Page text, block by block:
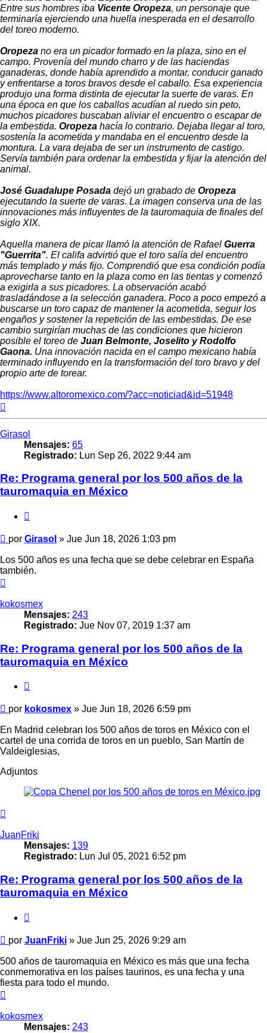
Entre sus hombres iba Vicente Oropeza, un personaje que
terminaría ejerciendo una huella inesperada en el desarrollo
del toreo moderno.
Oropeza no era un picador formado en la plaza, sino en el
campo. Provenía del mundo charro y de las haciendas
ganaderas, donde había aprendido a montar, conducir ganado
y enfrentarse a toros bravos desde el caballo. Esa experiencia
produjo una forma distinta de ejecutar la suerte de varas. En
una época en que los caballos acudían al ruedo sin peto,
muchos picadores buscaban aliviar el encuentro o escapar de
la embestida. Oropeza hacía lo contrario. Dejaba llegar al toro,
sostenía la acometida y mandaba en el encuentro desde la
montura. La vara dejaba de ser un instrumento de castigo.
Servía también para ordenar la embestida y fijar la atención del
animal.
José Guadalupe Posada dejó un grabado de Oropeza
ejecutando la suerte de varas. La imagen conserva una de las
innovaciones más influyentes de la tauromaquia de finales del
siglo XIX.
Aquella manera de picar llamó la atención de Rafael Guerra
"Guerrita". El califa advirtió que el toro salía del encuentro
más templado y más fijo. Comprendió que esa condición podía
aprovecharse tanto en la plaza como en las tientas y comenzó
a exigirla a sus picadores. La observación acabó
trasladándose a la selección ganadera. Poco a poco empezó a
buscarse un toro capaz de mantener la acometida, seguir los
engaños y sostener la repetición de las embestidas. De ese
cambio surgirían muchas de las condiciones que hicieron
posible el toreo de Juan Belmonte, Joselito y Rodolfo
Gaona. Una innovación nacida en el campo mexicano había
terminado influyendo en la transformación del toro bravo y del
propio arte de torear.
https://www.altoromexico.com/?acc=noticiad&id=51948
Girasol
Mensajes: 65
Registrado: Lun Sep 26, 2022 9:44 am
Re: Programa general por los 500 años de la
tauromaquia en México
Mensaje
por Girasol » Jue Jun 18, 2026 1:03 pm
Los 500 años es una fecha que se debe celebrar en España
también.
kokosmex
Mensajes: 243
Registrado: Jue Nov 07, 2019 1:37 am
Re: Programa general por los 500 años de la
tauromaquia en México
Mensaje
por kokosmex » Jue Jun 18, 2026 6:59 pm
En Madrid celebran los 500 años de toros en México con el
cartel de una corrida de toros en un pueblo, San Martín de
Valdeiglesias,
Adjuntos
JuanFriki
Mensajes: 139
Registrado: Lun Jul 05, 2021 6:52 pm
Re: Programa general por los 500 años de la
tauromaquia en México
Mensaje
por JuanFriki » Jue Jun 25, 2026 9:29 am
500 años de tauromaquia en México es más que una fecha
conmemorativa en los países taurinos, es una fecha y una
fiesta para todo el mundo.
kokosmex
Mensajes: 243